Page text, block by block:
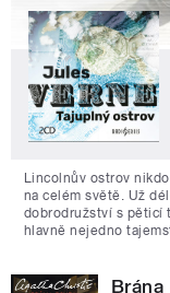
Lincolnův ostrov
na celém světě. Už
dobrodružství s pěticí
hlavně nejedno
Brána